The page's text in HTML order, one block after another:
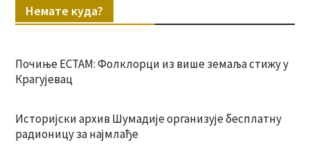
Немате куда?
Почиње ЕСТАМ: Фолклорци из више земаља стижу у
Крагујевац
Историјски архив Шумадије организује бесплатну
радионицу за најмлађе